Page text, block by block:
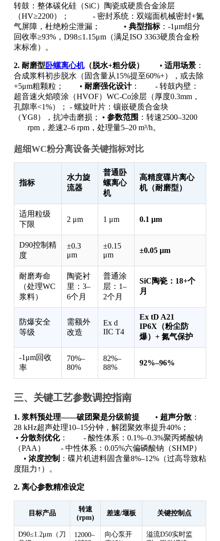
转鼓：整体碳化硅（SiC）陶瓷或硬质合金涂层
（HV≥2200）； - 密封系统：双端面机械密封+氮
气屏障，杜绝粉尘泄漏； • 典型指标：-1μm组分
回收率≥93%，D98≤1.15μm（满足ISO 3363硬质合金粉
末标准）。
2. 耐磨型 卧螺离心机（脱水+粗分级） • 适用场景 ：
合成浆料初步脱水（固含量从15%提至60%+），或去除
+5μm粗颗粒； • 耐磨强化设计： - 转鼓内壁：
超音速火焰喷涂（HVOF）WC-Co涂层（厚度0.3mm，
孔隙率<1%）； - 螺旋叶片：镶嵌硬质合金块
（YG8），抗冲击磨损； • 参数范围 ：转速2500–3200
rpm，差速2–6 rpm，处理量5–20 m³/h。
超细WC粉分离设备关键指标对比
指标
水力旋
流器
普通卧
螺离心
机
高精度碟片离心
机（耐磨型）
适用粒级
下限
2 μm 1 μm 0.1 μm
D90控制精
度
±0.3
μm
±0.15
μm
±0.05 μm
耐磨寿命
（处理WC
浆料）
陶瓷衬
里：3–
6个月
普通涂
层：1–
2个月
SiC陶瓷：18+个
月
防爆安全
等级
需额外
改造
Ex d
IIC T4
Ex tD A21
IP6X（粉尘防
爆）+ 氮气保护
-1μm回收
率
70%–
80%
82%–
88%
92%–96%
三、关键工艺参数调控指南
1. 浆料预处理——破团聚是分级前提 • 超声分散 ：
28 kHz超声处理10–15分钟，解团聚效率提升40%；
• 分散剂优化： - 酸性体系：0.1%–0.3%聚丙烯酸钠
（PAA） - 中性体系：0.05%六偏磷酸钠（SHMP）
• 浓度控制 ：碟片机进料固含量8%–12%（过高导致粘
度阻力↑）。
2. 离心参数精准设定
目标产品
转速
(rpm)
差速/堰板 关键控制点
D90≤1.2μm（刀
12000–
向心泵开
溢流D50实时监